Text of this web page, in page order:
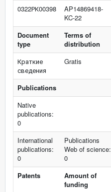
0322РК00398
AP14869418-
KC-22
Document
type
Terms of
distribution
Краткие
сведения
Gratis
Publications
Native
publications:
0
International
publications:
0
Publications
Web of science:
0
Patents
Amount of
funding